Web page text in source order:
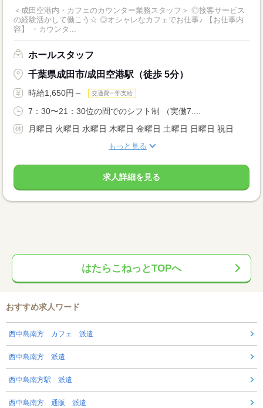
＜成田空港内・カフェのカウンター業務スタッフ＞ ◎接客サービス
の経験活かして働こう☆ ◎オシャレなカフェでお仕事♪ 【お仕事内
容】 ・カウンタ...
ホールスタッフ
千葉県成田市/成田空港駅（徒歩 5分）
時給1,650円～ 交通費一部支給
7：30〜21：30位の間でのシフト制 （実働7....
月曜日 火曜日 水曜日 木曜日 金曜日 土曜日 日曜日 祝日
もっと見る
求人詳細を見る
はたらこねっとTOPへ
おすすめ求人ワード
西中島南方 カフェ 派遣
西中島南方 派遣
西中島南方駅 派遣
西中島南方 通販 派遣